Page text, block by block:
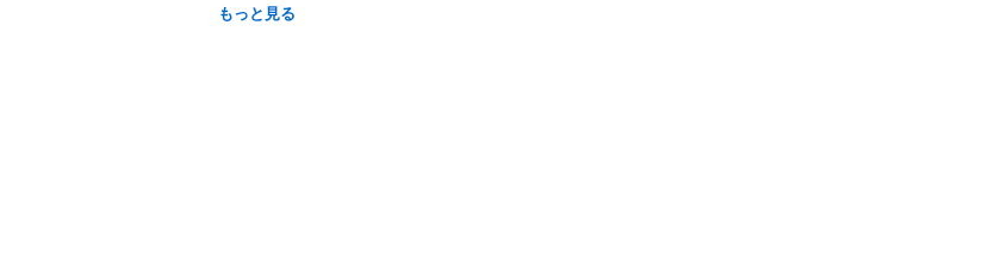
もっと見る